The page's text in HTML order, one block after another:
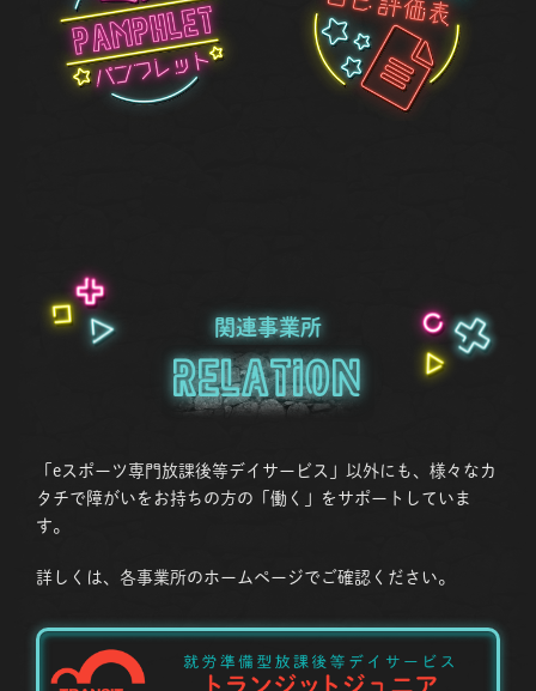
関連事業所
Relation
「eスポーツ専門放課後等デイサービス」以外にも、様々なカ
タチで障がいをお持ちの方の「働く」をサポートしていま
す。
詳しくは、各事業所のホームページでご確認ください。